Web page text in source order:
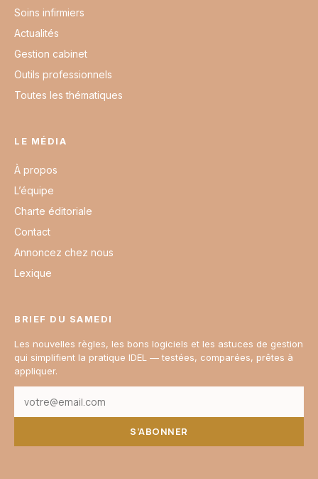
Soins infirmiers
Actualités
Gestion cabinet
Outils professionnels
Toutes les thématiques
LE MÉDIA
À propos
L’équipe
Charte éditoriale
Contact
Annoncez chez nous
Lexique
BRIEF DU SAMEDI
Les nouvelles règles, les bons logiciels et les astuces de gestion
qui simplifient la pratique IDEL — testées, comparées, prêtes à
appliquer.
S’ABONNER